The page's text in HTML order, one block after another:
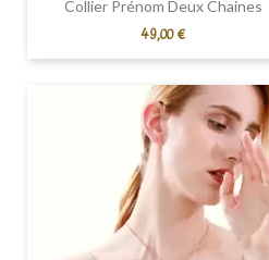
Collier Prénom Deux Chaines
Prix
49,00 €